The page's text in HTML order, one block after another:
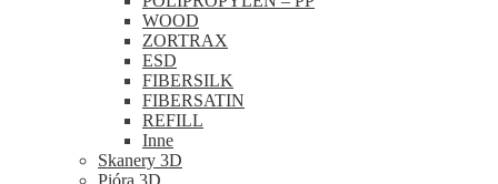
WOOD
ZORTRAX
ESD
FIBERSILK
FIBERSATIN
REFILL
Inne
Skanery 3D
Pióra 3D